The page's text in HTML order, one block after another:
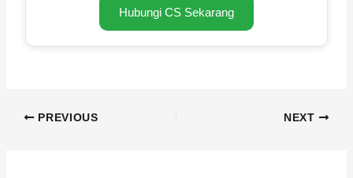
Hubungi CS Sekarang
PREVIOUS NEXT